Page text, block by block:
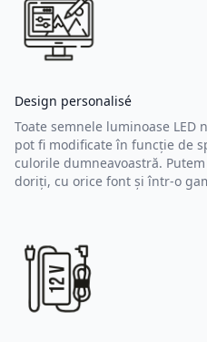
Design personalisé
Toate semnele luminoase
pot fi modificate în funcție de
culorile dumneavoastră.
doriți, cu orice font și într-o